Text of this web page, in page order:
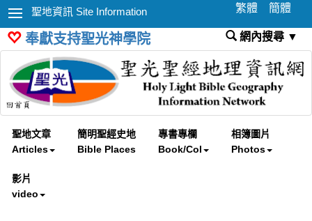
聖地資訊 Site Information 繁體 簡體
奉獻支持聖光神學院 網內搜尋 ▼
聖地文章
Articles
簡明聖經史地
Bible Places
專書專欄
Book/Col
相簿圖片
Photos
影片
video